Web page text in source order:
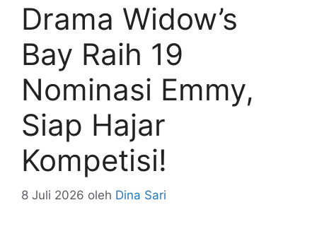
Drama Widow’s
Bay Raih 19
Nominasi Emmy,
Siap Hajar
Kompetisi!
8 Juli 2026 oleh Dina Sari